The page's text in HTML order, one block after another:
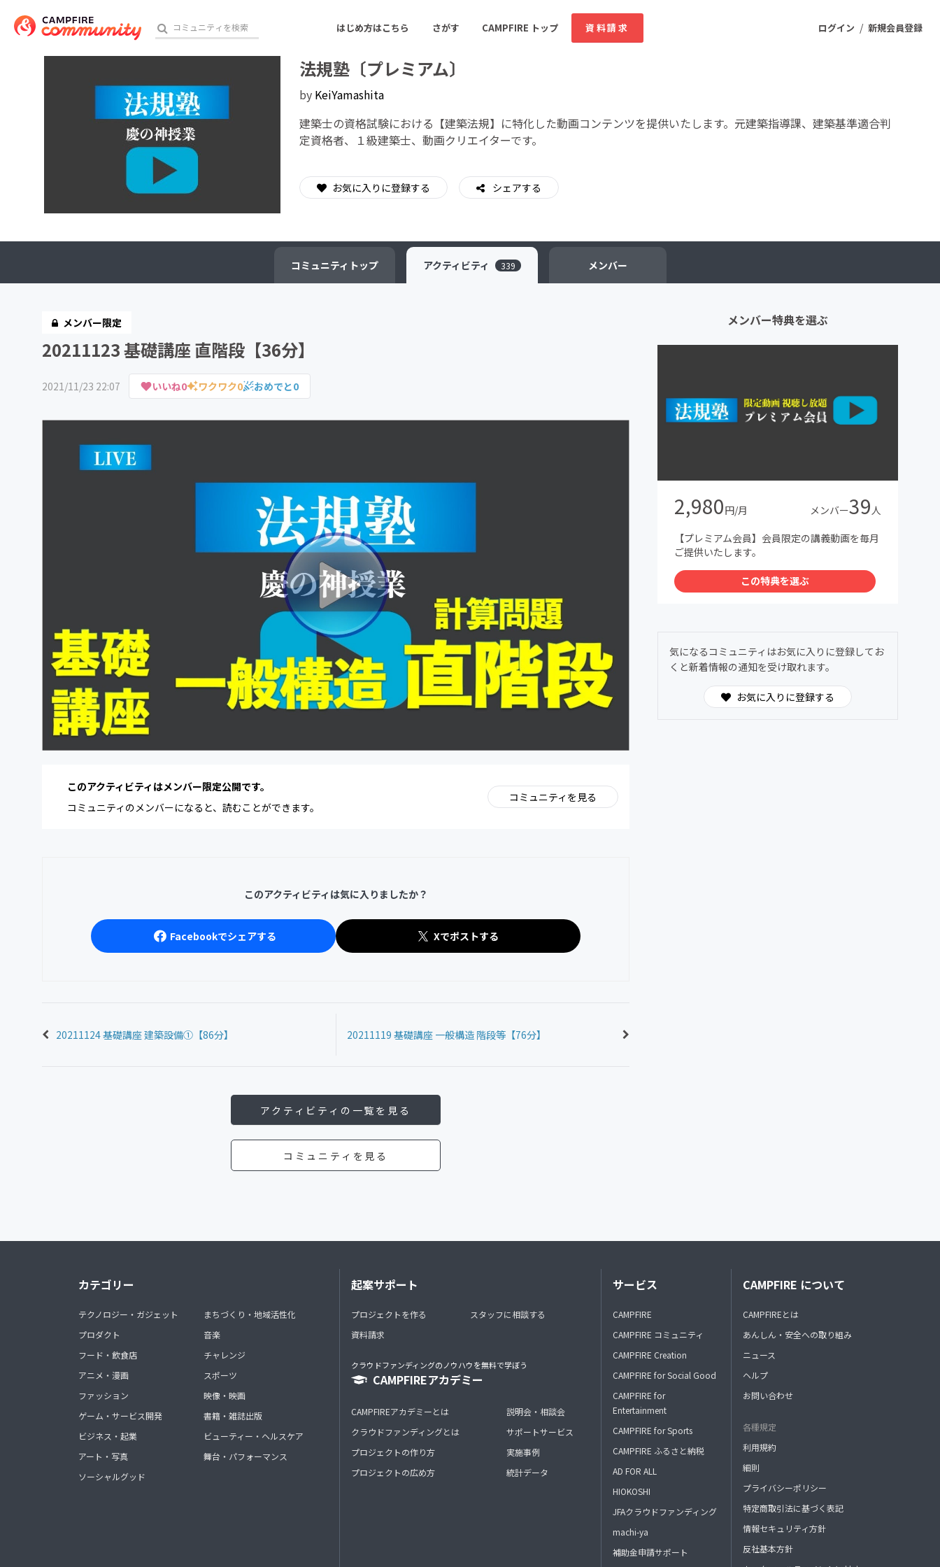
ログイン / 新規会員登録
はじめ方はこちら さがす CAMPFIRE トップ 資料請求
おすすめのコミュニティ 人気のコミュニティ 新着のコミュニティ
アート・写真
テクノロジー・ガジェット
ゲーム・サービス開発 フード・飲食店
ソーシャルグッド ビューティー・ヘルスケア
チャレンジ
法規塾〔プレミアム〕
by KeiYamashita
建築士の資格試験における【建築法規】に特化した動画コンテンツを提供いたします。元建築指導課、建築基準適合判
定資格者、１級建築士、動画クリエイターです。
お気に入りに登録する シェアする
コミュニティ トップ アクティビティ 339 メンバー
メンバー限定
20211123 基礎講座 直階段【36分】
2021/11/23 22:07 いいね0 ワクワク0 おめでと0
このアクティビティはメンバー限定公開です。
コミュニティのメンバーになると、読むことができます。
コミュニティを見る
このアクティビティは気に入りましたか？
Facebookでシェアする Xでポストする
20211124 基礎講座 建築設備①【86分】 20211119 基礎講座 一般構造 階段等【76分】
アクティビティの一覧を見る
コミュニティを見る
メンバー特典を選ぶ
2,980円/月 メンバー39 人
【プレミアム会員】会員限定の講義動画を毎月
ご提供いたします。
この特典を選ぶ
気になるコミュニティはお気に入りに登録してお
くと新着情報の通知を受け取れます。
お気に入りに登録する
カテゴリー
テクノロジー・ガジェット
プロダクト
フード・飲食店
アニメ・漫画
ファッション
ゲーム・サービス開発
ビジネス・起業
アート・写真
ソーシャルグッド
まちづくり・地域活性化
音楽
チャレンジ
スポーツ
映像・映画
書籍・雑誌出版
ビューティー・ヘルスケア
舞台・パフォーマンス
起案サポート
プロジェクトを作る
資料請求
スタッフに相談する
クラウドファンディングのノウハウを無料で学ぼう
CAMPFIREアカデミー
CAMPFIREアカデミーとは
クラウドファンディングとは
プロジェクトの作り方
プロジェクトの広め方
説明会・相談会
サポートサービス
実施事例
統計データ
サービス
CAMPFIRE
CAMPFIRE コミュニティ
CAMPFIRE Creation
CAMPFIRE for Social Good
CAMPFIRE for
Entertainment
CAMPFIRE for Sports
CAMPFIRE ふるさと納税
AD FOR ALL
HIOKOSHI
JFAクラウドファンディング
machi-ya
補助金申請サポート
CAMPFIRE について
CAMPFIREとは
あんしん・安全への取り組み
ニュース
ヘルプ
お問い合わせ
各種規定
利用規約
細則
プライバシーポリシー
特定商取引法に基づく表記
情報セキュリティ方針
反社基本方針